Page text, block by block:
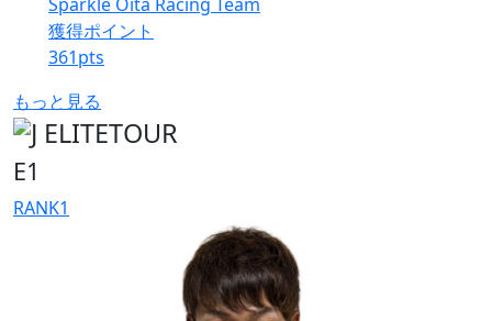
獲得ポイント
361pts
もっと見る
E1
RANK1